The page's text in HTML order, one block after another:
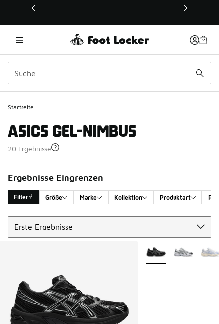
Dieser Link öffnet sich in einem neuen Fenster
Startseite
ASICS GEL-NIMBUS
20 Ergebnisse
Ergebnisse Eingrenzen
Filter Größe Marke Kollektion Produktart
Search Results
Weitere Farben